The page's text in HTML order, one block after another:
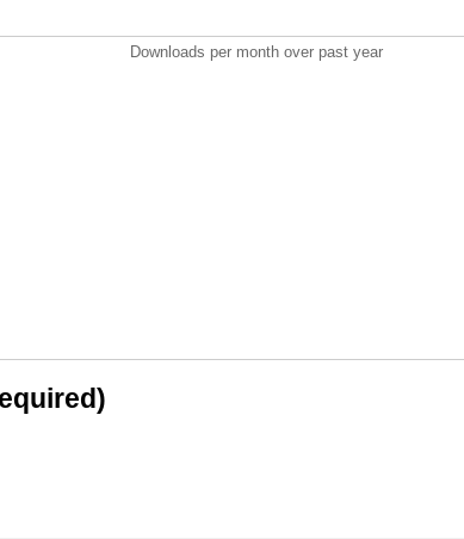
Downloads per month over past year